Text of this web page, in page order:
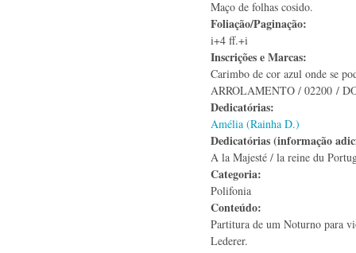
Maço de folhas cosido.
Foliação/Paginação:
i+4 ff.+i
Inscrições e Marcas:
Carimbo de cor azul onde se
ARROLAMENTO / 02200 /
Dedicatórias:
Amélia (Rainha D.)
Dedicatórias (informação
A la Majesté / la reine du
Categoria:
Polifonia
Conteúdo:
Partitura de um Noturno para
Lederer.